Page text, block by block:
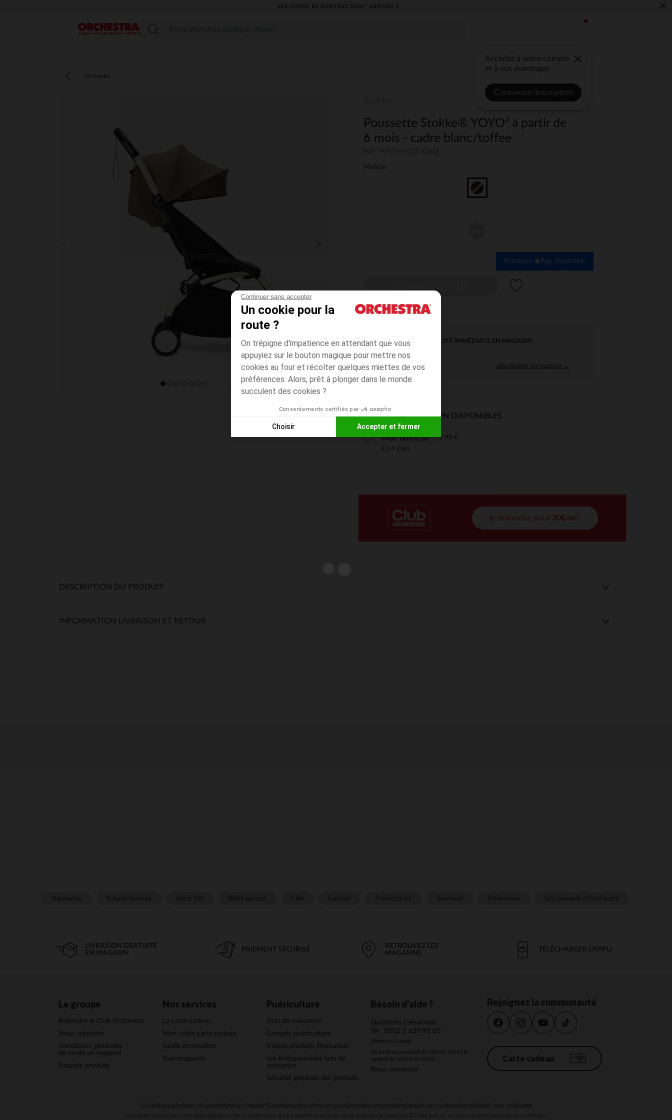
Continuer sans accepter
Un cookie pour la
route ?
On trépigne d'impatience en attendant que vous
appuyiez sur le bouton magique pour mettre nos
cookies au four et récolter quelques miettes de vos
préférences. Alors, prêt à plonger dans le monde
succulent des cookies ?
Consentements certifiés par
Choisir Accepter et fermer
Plateforme de Gestion du Consentement : Personnalisez vos Options
LES LOOKS DE RENTRÉE SONT ARRIVÉS ✨ ×
Menu
Accédez à votre compte
et à vos avantages
Connexion/Inscription
Orchestra
Poussette Stokke® YOYO³ à partir de
6 mois - cadre blanc/toffee
Marron
Paiement disponible
DISPONIBILITÉ IMMÉDIATE EN MAGASIN
sélectionner un magasin →
MODES DE LIVRAISON DISPONIBLES
Mon domicile 7,90 €
2 à 4 jours
je m'abonne pour 30€/an*
DESCRIPTION DU PRODUIT
INFORMATION LIVRAISON ET RETOUR
LIVRAISON GRATUITE
EN MAGASIN
PAIEMENT SÉCURISÉ
RETROUVEZ LES
MAGASINS
TÉLÉCHARGER L'APPLI
Le groupe
Rejoindre le Club Orchestra
Nous rejoindre
Conditions générales
de vente en magasin
Rappels produits
Nos services
La carte cadeau
Mon solde carte cadeau
Guide d'entretien
Nos magasins
Puériculture
Liste de naissance
Conseils puériculture
Vidéos produits Prémaman
Les indispensables liste de
naissance
Sécurité générale des produits
Besoin d'aide ?
Questions fréquentes
Tel : 0032 2 620 91 60
(Numéro Gratuit)
Du lundi au vendredi de 9h00 à 18h et le
samedi de 10h00 à 18h00
Nous contacter
Rejoignez la communauté
Carte cadeau
Conditions générales de venteMentions légales *Conditions des offres en cours Données personnellesGestion des cookiesAccessibilité : non conforme